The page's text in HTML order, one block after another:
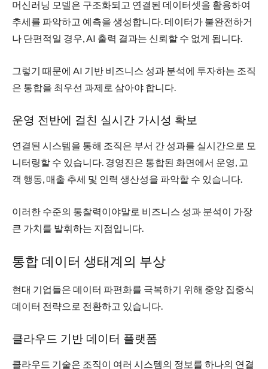
머신러닝 모델은 구조화되고 연결된 데이터셋을 활용하여
추세를 파악하고 예측을 생성합니다. 데이터가 불완전하거
나 단편적일 경우, AI 출력 결과는 신뢰할 수 없게 됩니다.
그렇기 때문에 AI 기반 비즈니스 성과 분석에 투자하는 조직
은 통합을 최우선 과제로 삼아야 합니다.
운영 전반에 걸친 실시간 가시성 확보
연결된 시스템을 통해 조직은 부서 간 성과를 실시간으로 모
니터링할 수 있습니다. 경영진은 통합된 화면에서 운영, 고
객 행동, 매출 추세 및 인력 생산성을 파악할 수 있습니다.
이러한 수준의 통찰력이야말로 비즈니스 성과 분석이 가장
큰 가치를 발휘하는 지점입니다.
통합 데이터 생태계의 부상
현대 기업들은 데이터 파편화를 극복하기 위해 중앙 집중식
데이터 전략으로 전환하고 있습니다.
클라우드 기반 데이터 플랫폼
클라우드 기술은 조직이 여러 시스템의 정보를 하나의 연결